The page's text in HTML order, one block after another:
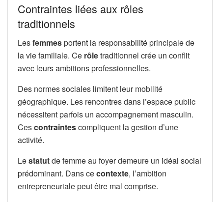
Contraintes liées aux rôles
traditionnels
Lesfemmesportent la responsabilité principale de
la vie familiale. Ce rôletraditionnel crée un conflit
avec leurs ambitions professionnelles.
Des normes sociales limitent leur mobilité
géographique. Les rencontres dans l’espace public
nécessitent parfois un accompagnement masculin.
Cescontraintescompliquent la gestion d’une
activité.
Lestatutde femme au foyer demeure un idéal social
prédominant. Dans cecontexte, l’ambition
entrepreneuriale peut être mal comprise.